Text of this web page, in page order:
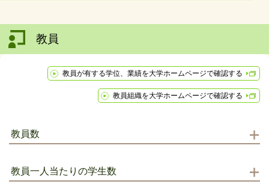
教員
教員が有する学位、業績を大学ホームページで確認する
教員組織を大学ホームページで確認する
教員数
教員一人当たりの学生数